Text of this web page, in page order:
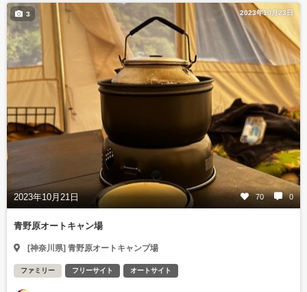
2023年10月23日
2023年10月21日 70 0
3
青野原オートキャン場
[神奈川県] 青野原オートキャンプ場
ファミリー フリーサイト オートサイト